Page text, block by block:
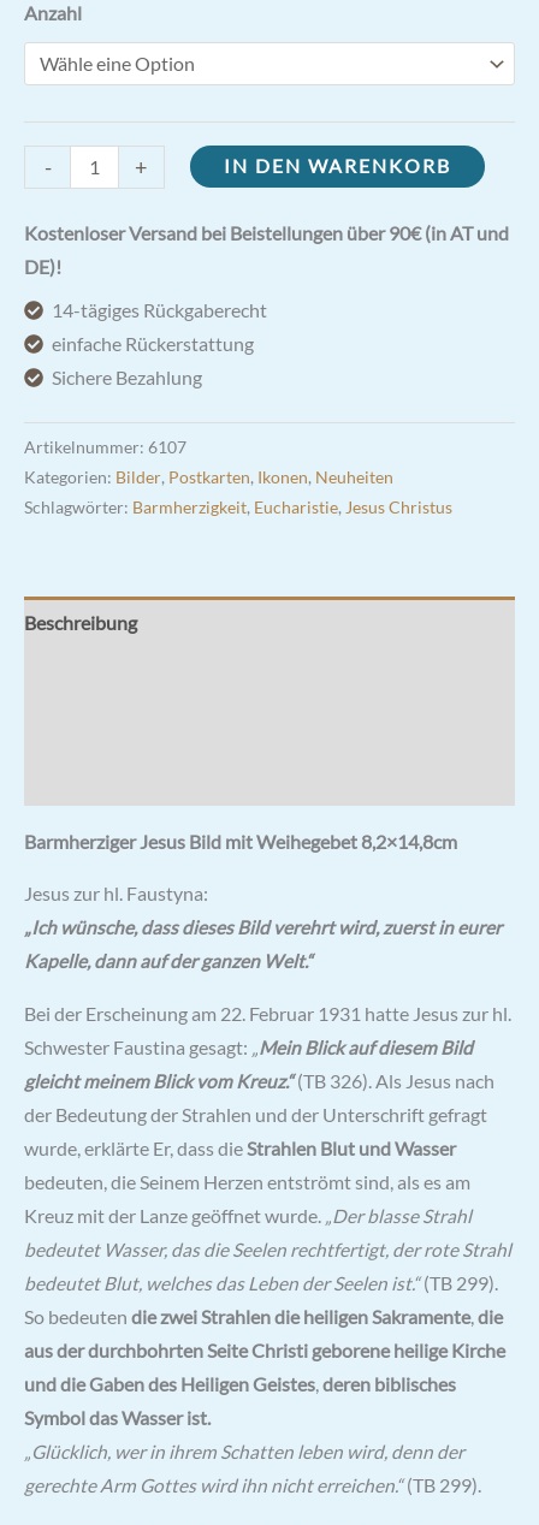
Anzahl
-
Barmherziger
Jesus
Bild
mit
Weihegebet
8,2x14,8cm
Menge
+ IN DEN WARENKORB
Kostenloser Versand bei Beistellungen über 90€ (in AT und
DE)!
14-tägiges Rückgaberecht
einfache Rückerstattung
Sichere Bezahlung
Artikelnummer: 6107
Kategorien: Bilder, Postkarten, Ikonen, Neuheiten
Schlagwörter: Barmherzigkeit, Eucharistie, Jesus Christus
Beschreibung
Barmherziger Jesus Bild mit Weihegebet 8,2×14,8cm
Jesus zur hl. Faustyna:
„Ich wünsche, dass dieses Bild verehrt wird, zuerst in eurer
Kapelle, dann auf der ganzen Welt.“
Bei der Erscheinung am 22. Februar 1931 hatte Jesus zur hl.
Schwester Faustina gesagt: „Mein Blick auf diesem Bild
gleicht meinem Blick vom Kreuz.“(TB 326). Als Jesus nach
der Bedeutung der Strahlen und der Unterschrift gefragt
wurde, erklärte Er, dass dieStrahlen Blut und Wasser
bedeuten, die Seinem Herzen entströmt sind, als es am
Kreuz mit der Lanze geöffnet wurde. „Der blasse Strahl
bedeutet Wasser, das die Seelen rechtfertigt, der rote Strahl
bedeutet Blut, welches das Leben der Seelen ist.“(TB 299).
So bedeuten die zwei Strahlen die heiligen Sakramente,die
aus der durchbohrten Seite Christi geboreneheilige Kirche
und die Gaben des Heiligen Geistes,deren biblisches
Symbol das Wasser ist.
„Glücklich, wer in ihrem Schatten leben wird, denn der
gerechte Arm Gottes wird ihn nicht erreichen.“(TB 299).